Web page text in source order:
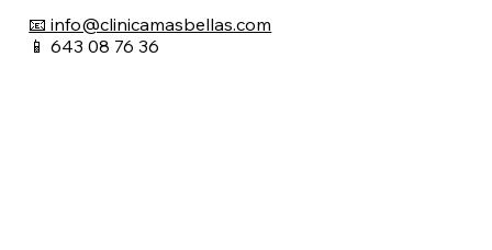
📧 info@clinicamasbellas.com
📱 643 08 76 36